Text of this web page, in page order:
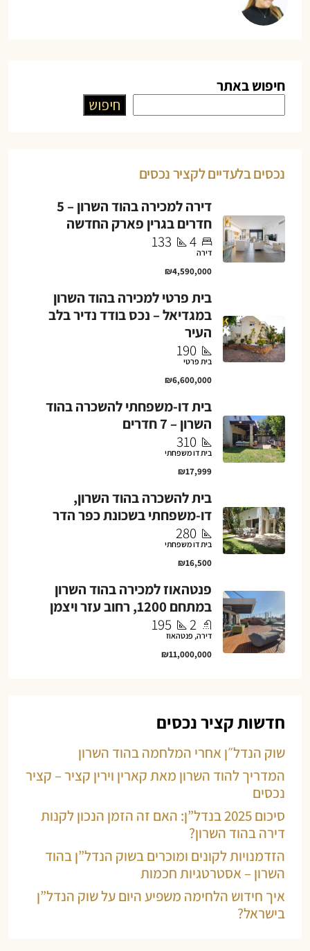
חיפוש באתר
חיפוש
נכסים בלעדיים לקציר נכסים
דירה למכירה בהוד השרון – 5
חדרים בגרין פארק החדשה
4
133
דירה
₪4,590,000
בית פרטי למכירה בהוד השרון
במגדיאל – נכס בודד נדיר בלב
העיר
190
בית פרטי
₪6,600,000
בית דו-משפחתי להשכרה בהוד
השרון – 7 חדרים
310
בית דו משפחתי
₪17,999
בית להשכרה בהוד השרון,
דו-משפחתי בשכונת כפר הדר
280
בית דו משפחתי
₪16,500
פנטהאוז למכירה בהוד השרון
במתחם 1200, רחוב עזר ויצמן
2
195
דירה, פנטהאוז
₪11,000,000
חדשות קציר נכסים
שוק הנדל״ן אחרי המלחמה בהוד השרון
המדריך להוד השרון מאת קארין וירין קציר – קציר
נכסים
סיכום 2025 בנדל”ן: האם זה הזמן הנכון לקנות
דירה בהוד השרון?
הזדמנויות לקונים ומוכרים בשוק הנדל”ן בהוד
השרון – אסטרטגיות חכמות
איך חידוש הלחימה משפיע היום על שוק הנדל”ן
בישראל?